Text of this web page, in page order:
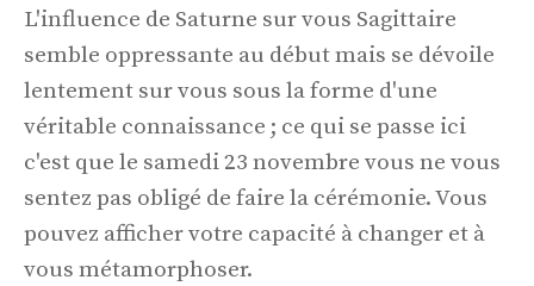
L'influence de Saturne sur vous Sagittaire
semble oppressante au début mais se dévoile
lentement sur vous sous la forme d'une
véritable connaissance ; ce qui se passe ici
c'est que le samedi 23 novembre vous ne vous
sentez pas obligé de faire la cérémonie. Vous
pouvez afficher votre capacité à changer et à
vous métamorphoser.